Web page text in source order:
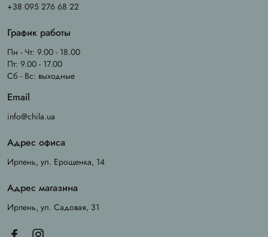
+38 095 276 68 22
График работы
Пн - Чт: 9.00 - 18.00
Пт: 9.00 - 17.00
Сб - Вс: выходные
Email
info@chila.ua
Адрес офиса
Ирпень, ул. Ерощенка, 14
Адрес магазина
Ирпень, ул. Садовая, 31